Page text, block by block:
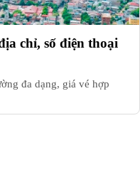
chỉ, số điện thoại
đa dạng, giá vé hợp